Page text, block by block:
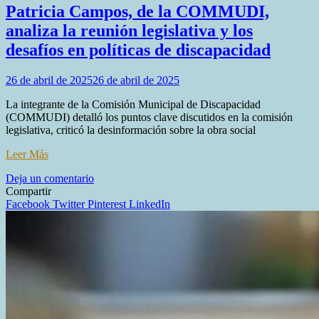
confrontación
por
crisis
OSEP
acusaciones
de
mala
Patricia Campos, de la COMMUDI,
analiza la reunión legislativa y los
desafíos en políticas de discapacidad
26 de abril de 202526 de abril de 2025
La integrante de la Comisión Municipal de Discapacidad
(COMMUDI) detalló los puntos clave discutidos en la comisión
legislativa, criticó la desinformación sobre la obra social
Leer Más
Deja un comentarioen
Campos,
legislativa
Compartir
Facebook TwitterPinterest LinkedIn